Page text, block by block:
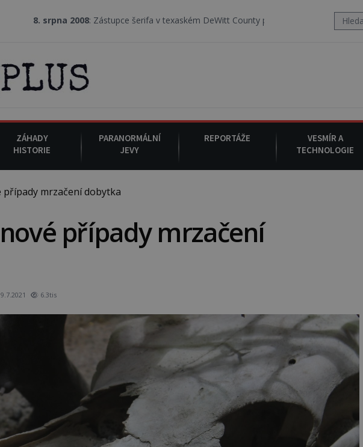
: Zástupce šerifa v texaském DeWitt County pořizuje video, na kterém před jeho
ZÁHADY
HISTORIE
PARANORMÁLNÍ
JEVY
REPORTÁŽE
VESMÍR A
TECHNOLOGIE
případy mrzačení dobytka
případy mrzačení
6.3tis